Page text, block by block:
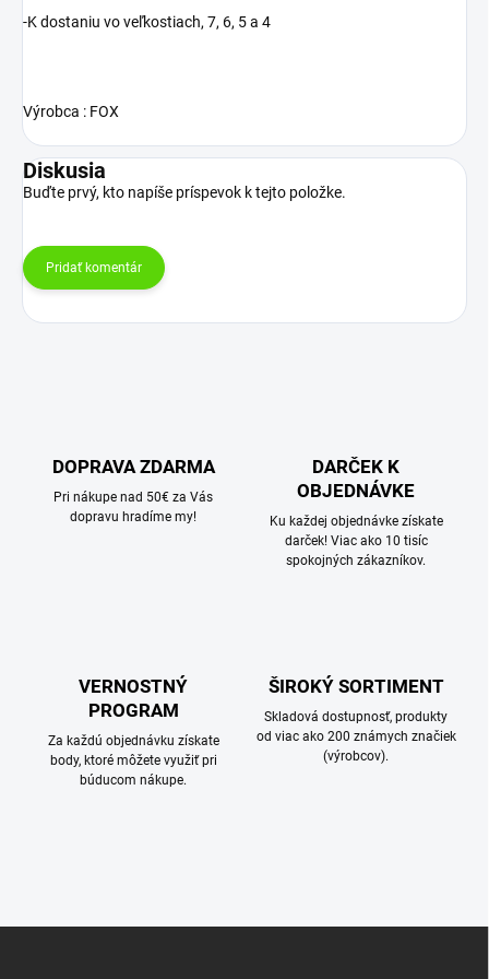
-K dostaniu vo veľkostiach, 7, 6, 5 a 4
Výrobca : FOX
Diskusia
Buďte prvý, kto napíše príspevok k tejto položke.
Pridať komentár
DOPRAVA ZDARMA
Pri nákupe nad 50€ za Vás
dopravu hradíme my!
DARČEK K
OBJEDNÁVKE
Ku každej objednávke získate
darček! Viac ako 10 tisíc
spokojných zákazníkov.
VERNOSTNÝ
PROGRAM
Za každú objednávku získate
body, ktoré môžete využiť pri
búducom nákupe.
ŠIROKÝ SORTIMENT
Skladová dostupnosť, produkty
od viac ako 200 známych značiek
(výrobcov).